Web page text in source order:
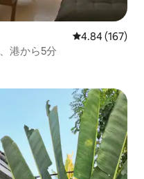
レビュー167
4.84 (167)
港から5分